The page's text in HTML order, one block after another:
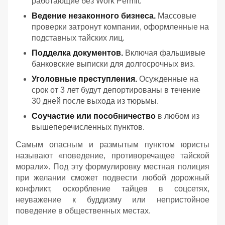
Ведение незаконного бизнеса. Массовые
проверки затронут компании, оформленные на
подставных тайских лиц.
Подделка документов. Включая фальшивые
банковские выписки для долгосрочных виз.
Уголовные преступления. Осужденные на
срок от 3 лет будут депортированы в течение
30 дней после выхода из тюрьмы.
Соучастие или пособничество в любом из
вышеперечисленных пунктов.
Самым опасным и размытым пунктом юристы
называют «поведение, противоречащее тайской
морали». Под эту формулировку местная полиция
при желании сможет подвести любой дорожный
конфликт, оскорбление тайцев в соцсетях,
неуважение к буддизму или непристойное
поведение в общественных местах.